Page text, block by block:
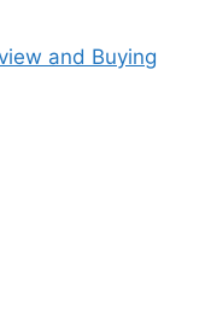
and Buying